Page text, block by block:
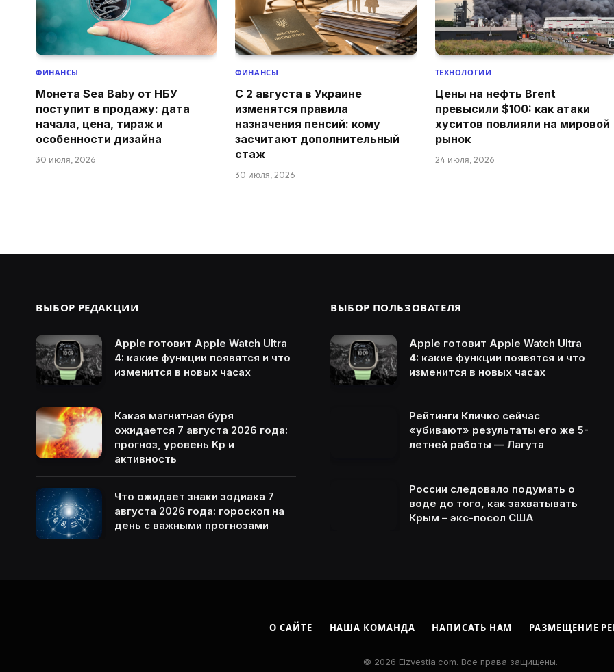
ФИНАНСЫ
Монета Sea Baby от НБУ
поступит в продажу: дата
начала, цена, тираж и
особенности дизайна
30 июля, 2026
ФИНАНСЫ
С 2 августа в Украине
изменятся правила
назначения пенсий: кому
засчитают дополнительный
стаж
30 июля, 2026
ТЕХНОЛОГИИ
Цены на нефть Brent
превысили $100: как атаки
хуситов повлияли на мировой
рынок
24 июля, 2026
ВЫБОР РЕДАКЦИИ
Apple готовит Apple Watch Ultra
4: какие функции появятся и что
изменится в новых часах
Какая магнитная буря
ожидается 7 августа 2026 года:
прогноз, уровень Kp и
активность
Что ожидает знаки зодиака 7
августа 2026 года: гороскоп на
день с важными прогнозами
ВЫБОР ПОЛЬЗОВАТЕЛЯ
Apple готовит Apple Watch Ultra
4: какие функции появятся и что
изменится в новых часах
Рейтинги Кличко сейчас
«убивают» результаты его же 5-
летней работы — Лагута
России следовало подумать о
воде до того, как захватывать
Крым – экс-посол США
О САЙТЕ НАША КОМАНДА НАПИСАТЬ НАМ РАЗМЕЩЕНИЕ
© 2026 Eizvestia.com. Все права защищены.